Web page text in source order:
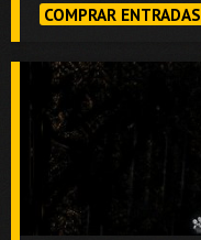
COMPRAR ENTRADAS